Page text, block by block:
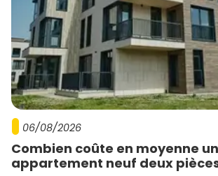
06/08/2026
Combien coûte en moyenne un
appartement neuf deux